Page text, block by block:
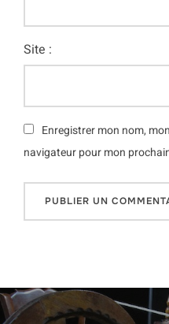
Site :
Enregistrer mon nom,
navigateur pour mon
Navigation